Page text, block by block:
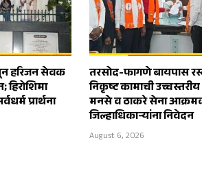
हरिजन सेवक
हिरोशिमा
प्रार्थना
तरसोद-फागणे बायपास
निकृष्ट कामाची
मनसे व ठाकरे सेना
जिल्हाधिकाऱ्यांना निवेदन
August 6, 2026